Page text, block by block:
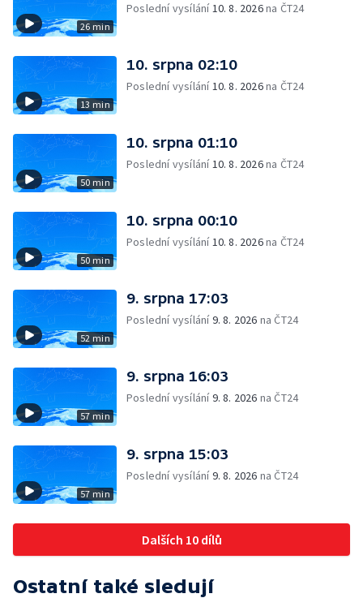
26 min
Poslední vysílání10. 8. 2026na ČT24
13 min
10. srpna 02:10
Poslední vysílání10. 8. 2026na ČT24
50 min
10. srpna 01:10
Poslední vysílání10. 8. 2026na ČT24
50 min
10. srpna 00:10
Poslední vysílání10. 8. 2026na ČT24
52 min
9. srpna 17:03
Poslední vysílání9. 8. 2026 na ČT24
57 min
9. srpna 16:03
Poslední vysílání9. 8. 2026 na ČT24
57 min
9. srpna 15:03
Poslední vysílání9. 8. 2026 na ČT24
Dalších 10 dílů
Ostatní také sledují